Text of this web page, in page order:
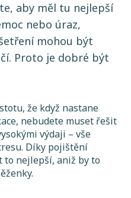
aby měl tu nejlepší
nebo úraz,
mohou být
Proto je dobré být
že když nastane
nebudete muset řešit
výdaji – vše
Díky pojištění
to nejlepší, aniž by to